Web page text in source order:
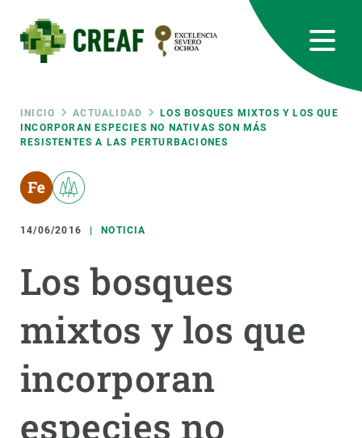
contenido
principal
Ruta
de
navegación
INICIO ACTUALIDAD
LOS BOSQUES MIXTOS Y LOS QUE
INCORPORAN ESPECIES NO NATIVAS SON MÁS
RESISTENTES A LAS PERTURBACIONES
14/06/2016 NOTICIA
Los bosques
mixtos y los que
incorporan
especies no
RRSS
Featured
responsive
Responsive
menu
INVESTIGACIÓN
CIENCIA EN ACCIÓN